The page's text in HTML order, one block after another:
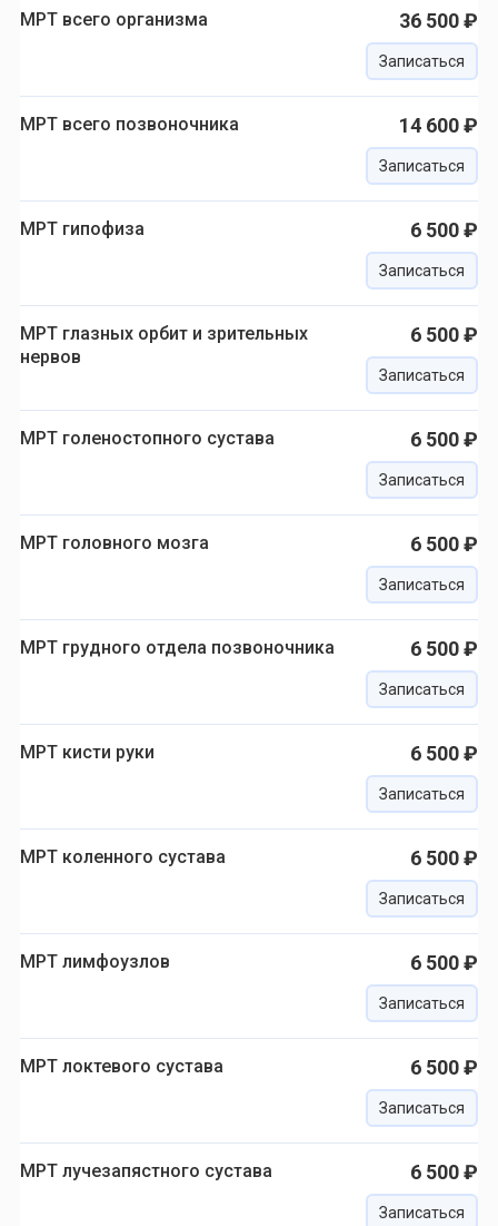
МРТ всего организма 36 500 ₽
Записаться
МРТ всего позвоночника 14 600 ₽
Записаться
МРТ гипофиза 6 500 ₽
Записаться
МРТ глазных орбит и зрительных
нервов
6 500 ₽
Записаться
МРТ голеностопного сустава 6 500 ₽
Записаться
МРТ головного мозга 6 500 ₽
Записаться
МРТ грудного отдела позвоночника 6 500 ₽
Записаться
МРТ кисти руки 6 500 ₽
Записаться
МРТ коленного сустава 6 500 ₽
Записаться
МРТ лимфоузлов 6 500 ₽
Записаться
МРТ локтевого сустава 6 500 ₽
Записаться
МРТ лучезапястного сустава 6 500 ₽
Записаться